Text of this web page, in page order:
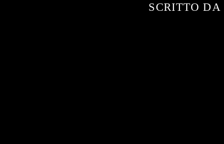
SCRITTO DA